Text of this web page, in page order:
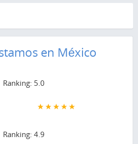
en México
Ranking: 5.0
Ranking: 4.9